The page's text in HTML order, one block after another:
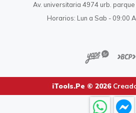
Av. universitaria 4974 urb.
Horarios: Lun a Sab - 09:00
iTools.Pe © 2026